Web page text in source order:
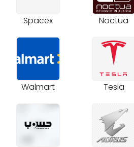
Noctua
Spacex
Tesla
Walmart